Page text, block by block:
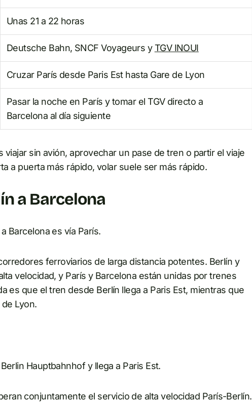
Unas 21 a 22 horas
Deutsche Bahn, SNCF Voyageurs yTGV INOUI
Cruzar París desde Paris Est hasta Gare de Lyon
Pasar la noche en París y tomar el TGV directo a
Barcelona al día siguiente
sin avión, aprovechar un pase de tren o partir el viaje
a puerta más rápido, volar suele ser más rápido.
a Barcelona
Barcelona es vía París.
ferroviarios de larga distancia potentes. Berlín y
velocidad, y París y Barcelona están unidas por trenes
es que el tren desde Berlín llega a Paris Est, mientras que
Lyon.
Hauptbahnhof y llega a Paris Est.
conjuntamente el servicio de alta velocidad París-Berlín.